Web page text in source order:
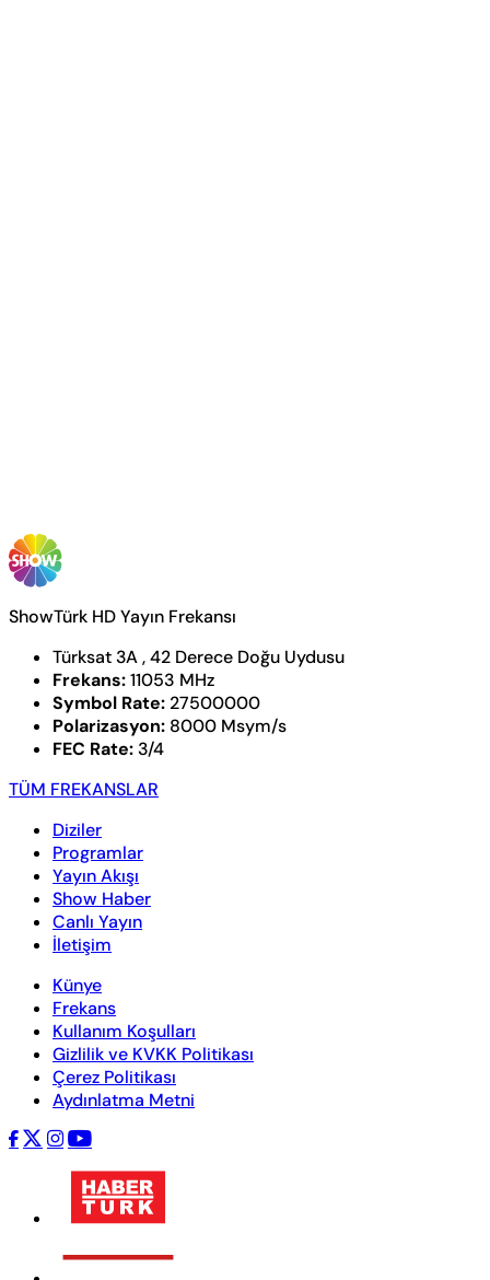
ShowTürk HD Yayın Frekansı
Türksat 3A , 42 Derece Doğu Uydusu
Frekans:11053 MHz
Symbol Rate: 27500000
Polarizasyon: 8000 Msym/s
FEC Rate: 3/4
TÜM FREKANSLAR
Diziler
Programlar
Yayın Akışı
Show Haber
Canlı Yayın
İletişim
Künye
Frekans
Kullanım Koşulları
Gizlilik ve KVKK Politikası
Çerez Politikası
Aydınlatma Metni